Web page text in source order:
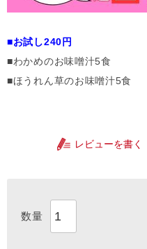
■お試し240円
■わかめのお味噌汁5食
■ほうれん草のお味噌汁5食
レビューを書く